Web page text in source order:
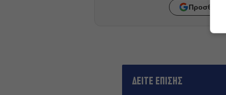
Προσθήκη
ΔΕΙΤΕ ΕΠΙΣΗΣ